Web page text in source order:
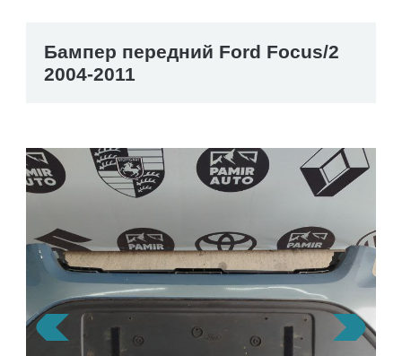
Бампер передний Ford Focus/2
2004-2011